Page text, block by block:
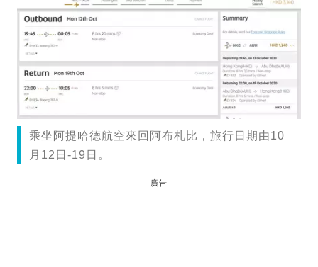
乘坐阿提哈德航空來回阿布札比，旅行日期由10
月12日-19日。
廣告